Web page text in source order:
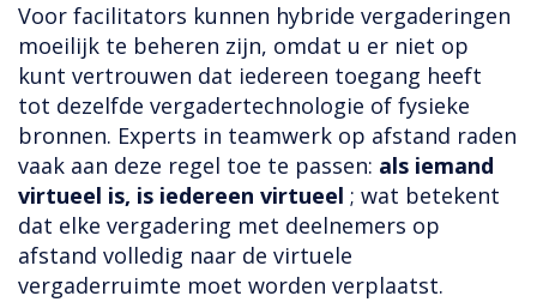
Voor facilitators kunnen hybride vergaderingen
moeilijk te beheren zijn, omdat u er niet op
kunt vertrouwen dat iedereen toegang heeft
tot dezelfde vergadertechnologie of fysieke
bronnen. Experts in teamwerk op afstand raden
vaak aan deze regel toe te passen: als iemand
virtueel is, is iedereen virtueel ; wat betekent
dat elke vergadering met deelnemers op
afstand volledig naar de virtuele
vergaderruimte moet worden verplaatst.